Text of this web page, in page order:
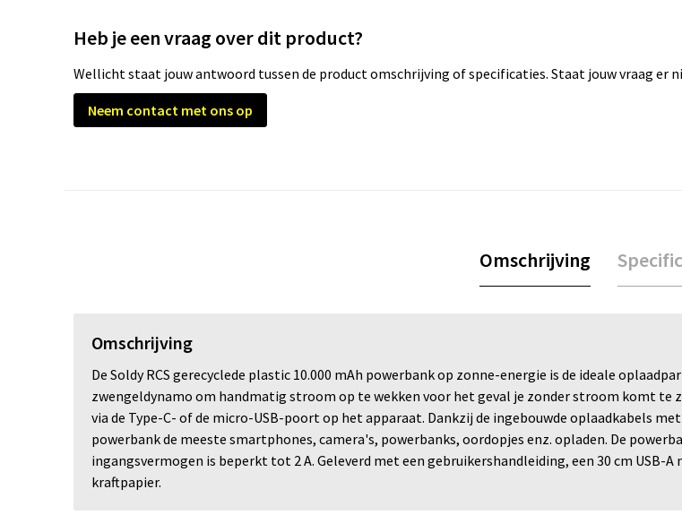
Heb je een vraag over dit product?
Wellicht staat jouw antwoord tussen de product omschrijving of specificaties. Staat jouw vraag er
Neem contact met ons op
Omschrijving
Omschrijving
De Soldy RCS gerecyclede plastic 10.000 mAh powerbank op zonne-energie is de ideale
zwengeldynamo om handmatig stroom op te wekken voor het geval je zonder stroom komt te
via de Type-C- of de micro-USB-poort op het apparaat. Dankzij de ingebouwde oplaadkabels
powerbank de meeste smartphones, camera's, powerbanks, oordopjes enz. opladen. De
ingangsvermogen is beperkt tot 2 A. Geleverd met een gebruikershandleiding, een 30 cm USB-
kraftpapier.